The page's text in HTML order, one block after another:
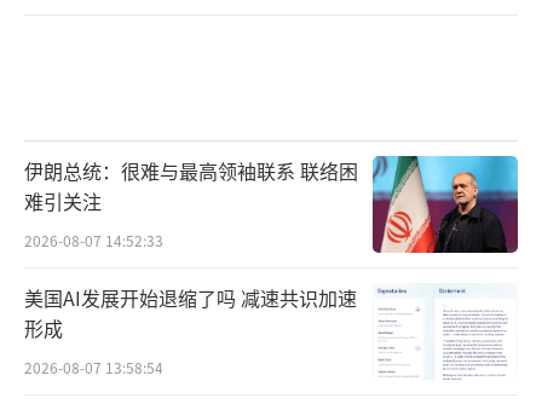
弱性，而德黑兰的“有心无力”则揭示了中东
强权的虚张声势。在这场“狮与狮”的较量
中，真正的输家或许是整个中东乃至世界——当
未来，伊朗是否会祭出“杀手锏”？以色
列能否彻底掐断伊朗的核野心？国际社会又能
伊朗总统：很难与最高领袖联系 联络困
难引关注
2026-08-07 14:52:33
美国AI发展开始退缩了吗 减速共识加速
形成
2026-08-07 13:58:54